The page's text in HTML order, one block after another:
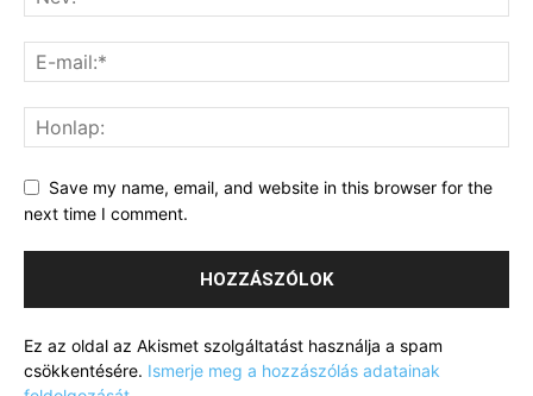
Save my name, email, and website in this browser for the
next time I comment.
Ez az oldal az Akismet szolgáltatást használja a spam
csökkentésére. Ismerje meg a hozzászólás adatainak